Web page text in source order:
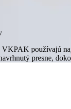
používajú
presne,